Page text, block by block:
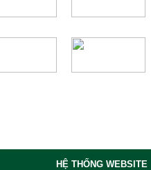
HỆ THỐNG WEBSITE